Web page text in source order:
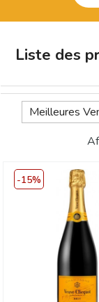
Liste des
Meilleures
-15%